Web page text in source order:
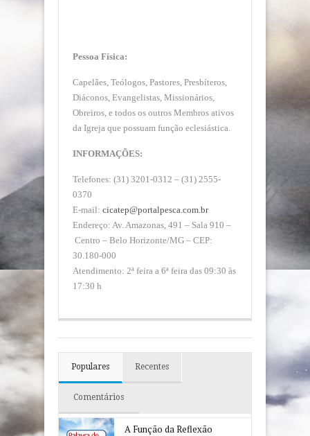
Pessoa Física:
Capelães, Teólogos, Pastores, Presbíteros,
Diáconos, Evangelistas, Missionários,
Obreiros, e todos os outros Membros ativos
da Igreja que possuam função eclesiástica.
INFORMAÇÕES:
Telefones: (31) 3201-0312 – (31) 2555-
0370
E-mail: cicatep@portalpesca.com.br
Endereço: Av. Amazonas, 491 – Sala 910 –
Centro – Belo Horizonte/MG – CEP:
30.180-000
Atendimento: 2ª feira a 6ª feira das 09:30 às
17:30 h
Populares Recentes
Comentários
A Função da Reflexão